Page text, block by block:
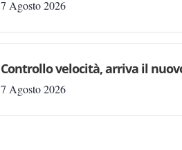
7 Agosto 2026
Controllo velocità, arriva il
7 Agosto 2026